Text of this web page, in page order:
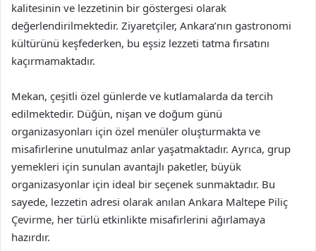
kalitesinin ve lezzetinin bir göstergesi olarak
değerlendirilmektedir. Ziyaretçiler, Ankara’nın gastronomi
kültürünü keşfederken, bu eşsiz lezzeti tatma fırsatını
kaçırmamaktadır.
Mekan, çeşitli özel günlerde ve kutlamalarda da tercih
edilmektedir. Düğün, nişan ve doğum günü
organizasyonları için özel menüler oluşturmakta ve
misafirlerine unutulmaz anlar yaşatmaktadır. Ayrıca, grup
yemekleri için sunulan avantajlı paketler, büyük
organizasyonlar için ideal bir seçenek sunmaktadır. Bu
sayede, lezzetin adresi olarak anılan Ankara Maltepe Piliç
Çevirme, her türlü etkinlikte misafirlerini ağırlamaya
hazırdır.